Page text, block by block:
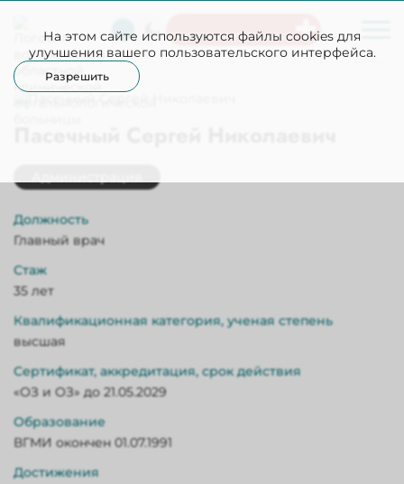
На этом сайте используются файлы cookies для
улучшения вашего пользовательского интерфейса.
Разрешить
Неотложная помощь
Должность
Главный врач
Стаж
35 лет
Квалификационная категория, ученая степень
высшая
Сертификат, аккредитация, срок действия
«ОЗ и ОЗ» до 21.05.2029
Образование
ВГМИ окончен 01.07.1991
Достижения